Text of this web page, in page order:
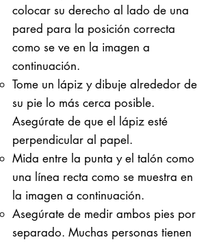
colocar su derecho al lado de una
pared para la posición correcta
como se ve en la imagen a
continuación.
Tome un lápiz y dibuje alrededor de
su pie lo más cerca posible.
Asegúrate de que el lápiz esté
perpendicular al papel.
Mida entre la punta y el talón como
una línea recta como se muestra en
la imagen a continuación.
Asegúrate de medir ambos pies por
separado. Muchas personas tienen